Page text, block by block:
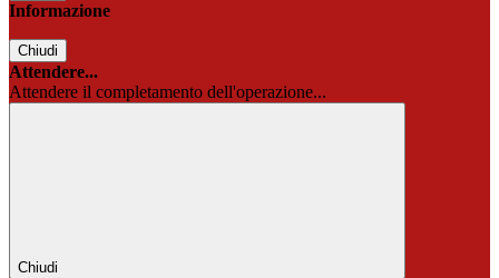
Informazione
Chiudi
Attendere...
Attendere il completamento dell'operazione...
Chiudi